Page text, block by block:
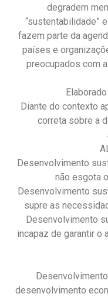
degradem
“sustentabilidade”
fazem parte da
países e
preocupados com
Diante do contexto
correta sobre a
Desenvolvimento
não esgota
Desenvolvimento
supre as
Desenvolvimento
incapaz de garantir o
desenvolvimento